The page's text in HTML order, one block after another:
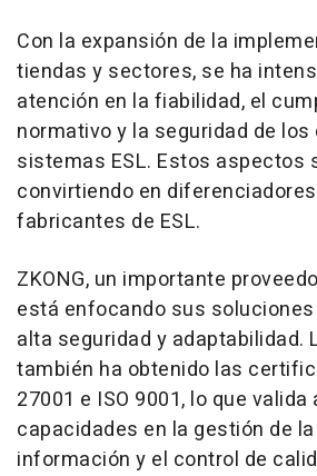
Con la expansión de la
tiendas y sectores, se ha
atención en la fiabilidad, el
normativo y la seguridad de
sistemas ESL. Estos aspectos
convirtiendo en
fabricantes de ESL.
ZKONG, un importante
está enfocando sus
alta seguridad y adaptabilidad.
también ha obtenido las
27001 e ISO 9001, lo que
capacidades en la gestión de
información y el control de